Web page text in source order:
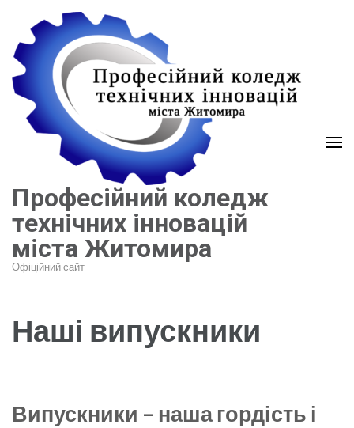
вмісту
(натисніть
Enter)
Професійний коледж
технічних інновацій
міста Житомира
Офіційний сайт
Наші випускники
​Випускники – наша гордість і